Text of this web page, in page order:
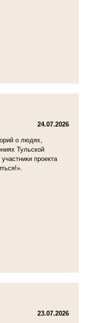
24.07.2026
о людях,
Тульской
проекта
23.07.2026